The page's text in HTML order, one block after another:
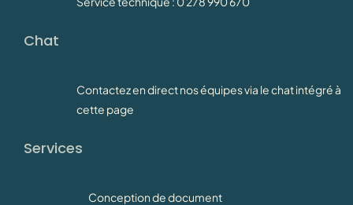
Chat
Contactez en direct nos équipes via le chat intégré à
cette page
Services
Conception de document